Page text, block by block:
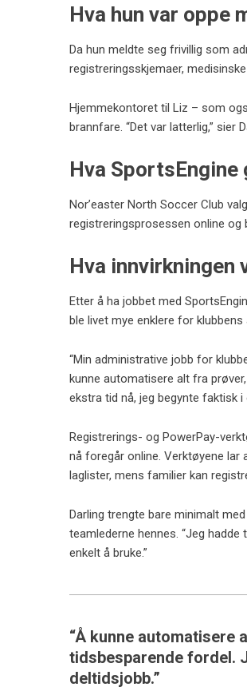
Hva hun var oppe
Da hun meldte seg frivillig som
registreringsskjemaer,
Hjemmekontoret til Liz – som
brannfare. “Det var latterlig,” sier
Hva
Nor’easter North Soccer Club
registreringsprosessen online og
Hva innvirkningen
Etter å ha jobbet med
ble livet mye enklere for
“Min administrative jobb for
kunne automatisere alt fra
ekstra tid nå, jeg begynte faktisk i
Registrerings- og PowerPay-
nå foregår online. Verktøyene
laglister, mens familier kan
Darling trengte bare minimalt
teamlederne hennes. “Jeg hadde
enkelt å bruke.”
“Å kunne
tidsbesparende fordel.
deltidsjobb.”